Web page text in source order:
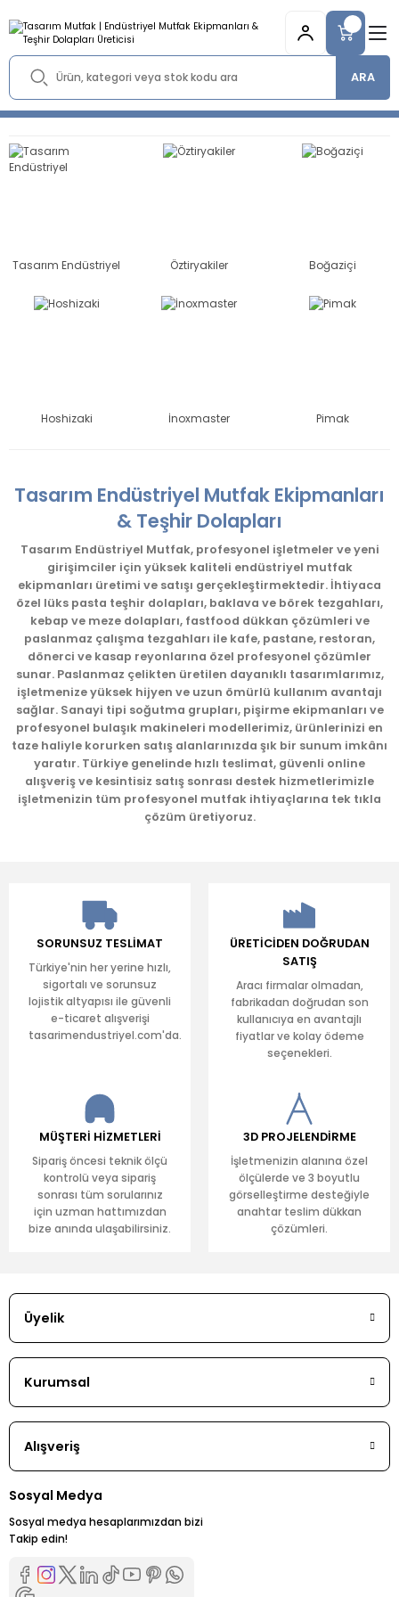
ARA
Tasarım Endüstriyel Öztiryakiler Boğaziçi
Hoshizaki İnoxmaster Pimak
Tasarım Endüstriyel Mutfak Ekipmanları
& Teşhir Dolapları
Tasarım Endüstriyel Mutfak, profesyonel işletmeler ve yeni
girişimciler için yüksek kaliteli endüstriyel mutfak
ekipmanları üretimi ve satışı gerçekleştirmektedir. İhtiyaca
özel lüks pasta teşhir dolapları, baklava ve börek tezgahları,
kebap ve meze dolapları, fastfood dükkan çözümleri ve
paslanmaz çalışma tezgahları ile kafe, pastane, restoran,
dönerci ve kasap reyonlarına özel profesyonel çözümler
sunar. Paslanmaz çelikten üretilen dayanıklı tasarımlarımız,
işletmenize yüksek hijyen ve uzun ömürlü kullanım avantajı
sağlar. Sanayi tipi soğutma grupları, pişirme ekipmanları ve
profesyonel bulaşık makineleri modellerimiz, ürünlerinizi en
taze haliyle korurken satış alanlarınızda şık bir sunum imkânı
yaratır. Türkiye genelinde hızlı teslimat, güvenli online
alışveriş ve kesintisiz satış sonrası destek hizmetlerimizle
işletmenizin tüm profesyonel mutfak ihtiyaçlarına tek tıkla
çözüm üretiyoruz.
SORUNSUZ TESLİMAT
Türkiye'nin her yerine hızlı,
sigortalı ve sorunsuz
lojistik altyapısı ile güvenli
e-ticaret alışverişi
tasarimendustriyel.com'da.
ÜRETİCİDEN DOĞRUDAN
SATIŞ
Aracı firmalar olmadan,
fabrikadan doğrudan son
kullanıcıya en avantajlı
fiyatlar ve kolay ödeme
seçenekleri.
MÜŞTERİ HİZMETLERİ
Sipariş öncesi teknik ölçü
kontrolü veya sipariş
sonrası tüm sorularınız
için uzman hattımızdan
bize anında ulaşabilirsiniz.
3D PROJELENDİRME
İşletmenizin alanına özel
ölçülerde ve 3 boyutlu
görselleştirme desteğiyle
anahtar teslim dükkan
çözümleri.
Üyelik
Kurumsal
Alışveriş
Sosyal Medya
Sosyal medya hesaplarımızdan bizi
Takip edin!